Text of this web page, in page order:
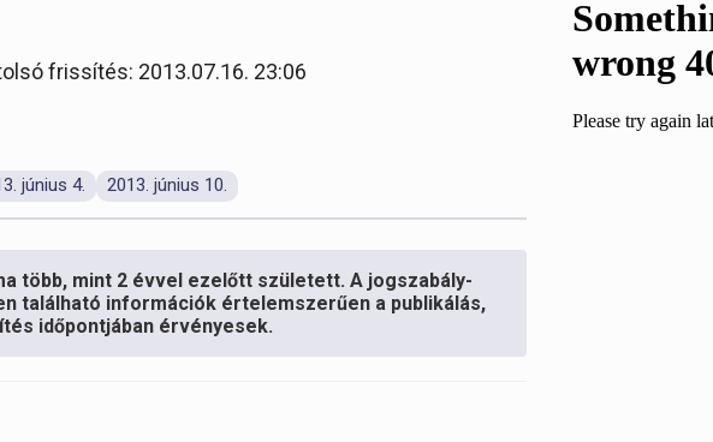
frissítés: 2013.07.16. 23:06
június 4. 2013. június 10.
több, mint 2 évvel ezelőtt született. A jogszabály-
található információk értelemszerűen a publikálás,
időpontjában érvényesek.